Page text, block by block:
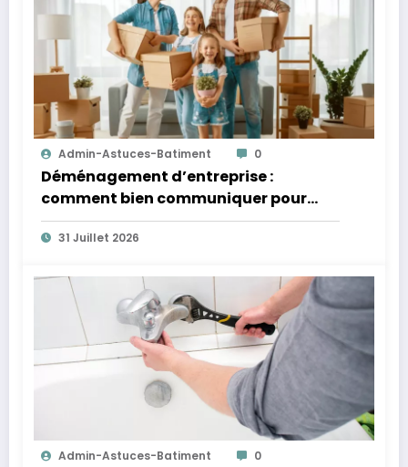
Admin-Astuces-Batiment 0
Déménagement d’entreprise :
comment bien communiquer pour
réussir sa transition ?
31 Juillet 2026
Admin-Astuces-Batiment 0